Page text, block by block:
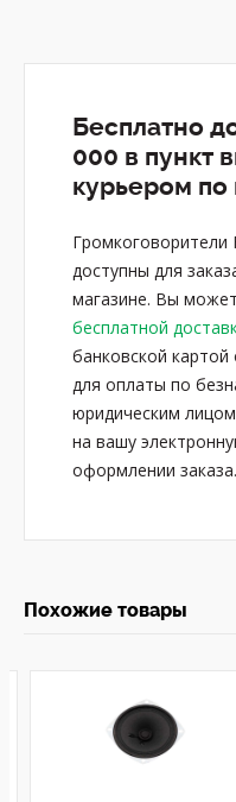
Бесплатно
000 в пункт
курьером
Громкоговорители
доступны для
магазине. Вы
бесплатной
банковской картой
для оплаты по
юридическим
на вашу
оформлении заказа.
Похожие товары